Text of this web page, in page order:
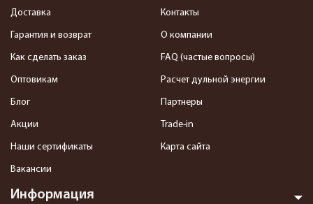
Информация
Доставка
Гарантия и возврат
Как сделать заказ
Оптовикам
Блог
Акции
Наши сертификаты
Вакансии
Контакты
О компании
FAQ (частые вопросы)
Расчет дульной энергии
Партнеры
Trade-in
Карта сайта